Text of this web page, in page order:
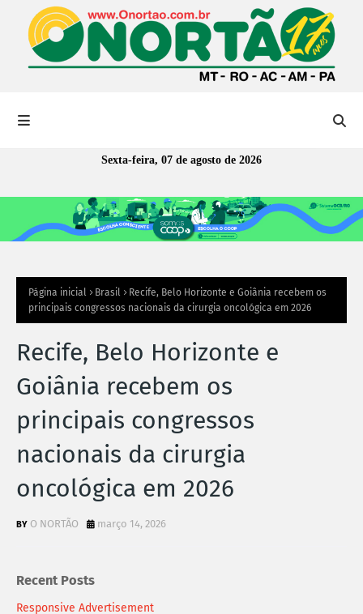
Sexta-feira, 07 de agosto de 2026
Página inicial Brasil
Recife, Belo Horizonte e Goiânia recebem os
principais congressos nacionais da cirurgia oncológica em 2026
Recife, Belo Horizonte e
Goiânia recebem os
principais congressos
nacionais da cirurgia
oncológica em 2026
O NORTÃO março 14, 2026
Recent Posts
Responsive Advertisement